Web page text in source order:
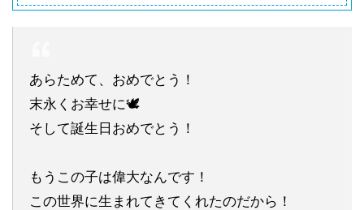
あらためて、おめでとう！
末永くお幸せに🕊
そして誕生日おめでとう！
もうこの子は偉大なんです！
この世界に生まれてきてくれたのだから！